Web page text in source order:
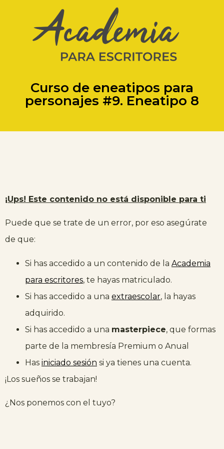
Curso de eneatipos para
personajes #9. Eneatipo 8
¡Ups! Este contenido no está disponible para ti
Puede que se trate de un error, por eso asegúrate
de que:
Si has accedido a un contenido de la Academia
para escritores, te hayas matriculado.
Si has accedido a una extraescolar, la hayas
adquirido.
Si has accedido a una masterpiece, que formas
parte de la membresía Premium o Anual
Has iniciado sesión si ya tienes una cuenta.
¡Los sueños se trabajan!
¿Nos ponemos con el tuyo?